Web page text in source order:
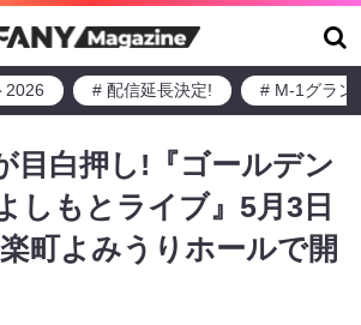
2026 # 配信延長決定! # M-1グラン
目白押し!『ゴールデン
しもとライブ』5月3日
町よみうりホールで開